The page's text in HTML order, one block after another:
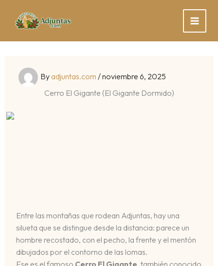
content
By adjuntas.com /noviembre 6, 2025
Cerro El Gigante (El Gigante Dormido)
Entre las montañas que rodean Adjuntas, hay una
silueta que se distingue desde la distancia: parece un
hombre recostado, con el pecho, la frente y el mentón
dibujados por el contorno de las lomas.